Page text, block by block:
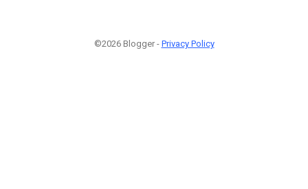
©2026 Blogger - Privacy Policy